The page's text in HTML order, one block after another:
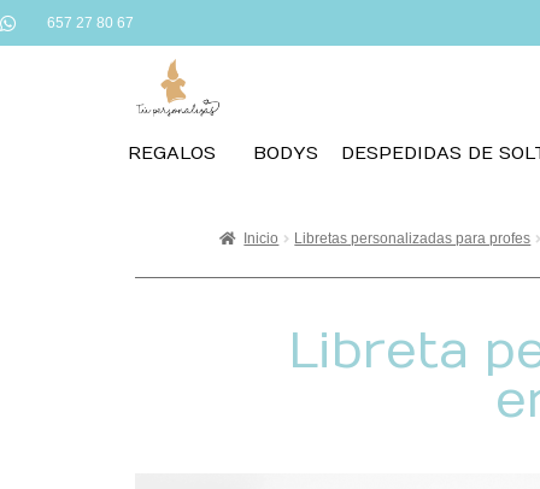
657 27 80 67
REGALOS BODYS DESPEDIDAS DE
Inicio Libretas personalizadas para profes
Libreta